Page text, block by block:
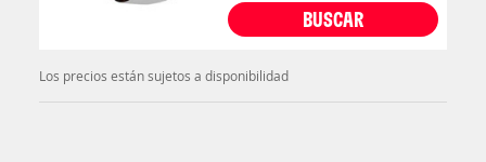
BUSCAR
Los precios están sujetos a disponibilidad